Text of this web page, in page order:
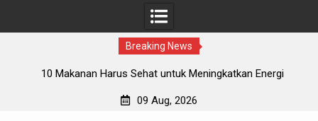
Breaking News
10 Makanan Harus Sehat untuk Meningkatkan Energi
09 Aug, 2026